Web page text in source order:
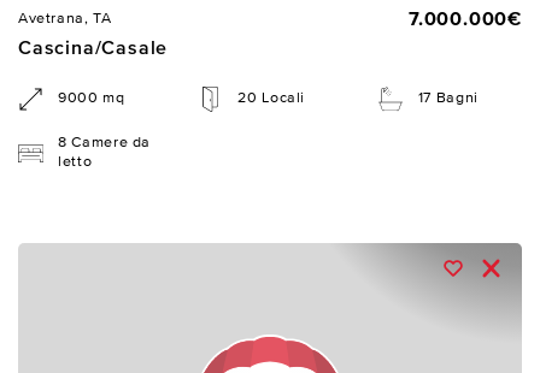
Avetrana, TA
7.000.000€
Cascina/Casale
9000 mq 20 Locali 17 Bagni
8 Camere da
letto